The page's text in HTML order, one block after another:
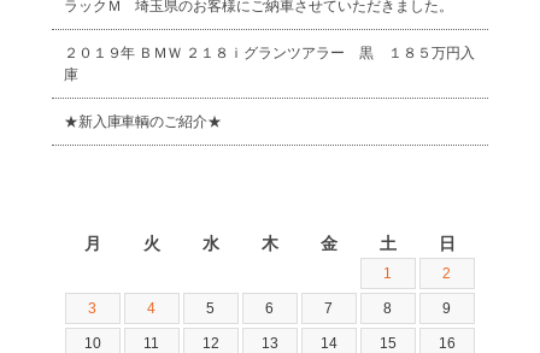
ラックＭ 埼玉県のお客様にご納車させていただきました。
２０１９年 ＢＭＷ ２１８ｉグランツアラー 黒 １８５万円入
庫
★新入庫車輌のご紹介★
月 火 水 木 金 土 日
1 2
3 4 5 6 7 8 9
10 11 12 13 14 15 16